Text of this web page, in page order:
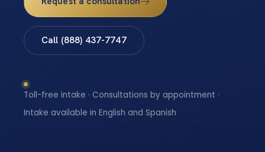
Call (888) 437-7747
Toll-free intake · Consultations by appointment ·
Intake available in English and Spanish